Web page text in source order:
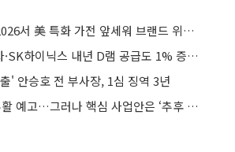
삼성전자, KBIS 2026서 美 특화 가전 앞세워 브랜드 위상 강화
DS투자 "삼성전자·SK하이닉스 내년 D램 공급도 1% 증가 그쳐…사이클 지속 전망"
' 안승호 전 부사장, 1심 징역 3년
싸이월드, 10월 부활 예고…그러나 핵심 사업안은 ‘추후 공개’